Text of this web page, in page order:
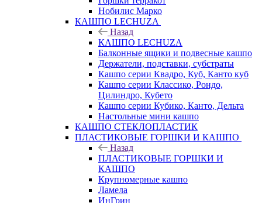
Нобилис Марко
КАШПО LECHUZA
Назад
КАШПО LECHUZA
Балконные ящики и подвесные кашпо
Держатели, подставки, субстраты
Кашпо серии Квадро, Куб, Канто куб
Кашпо серии Классико, Рондо,
Цилиндро, Кубето
Кашпо серии Кубико, Канто, Дельта
Настольные мини кашпо
КАШПО СТЕКЛОПЛАСТИК
ПЛАСТИКОВЫЕ ГОРШКИ И КАШПО
Назад
ПЛАСТИКОВЫЕ ГОРШКИ И
КАШПО
Крупномерные кашпо
Ламела
ИнГрин